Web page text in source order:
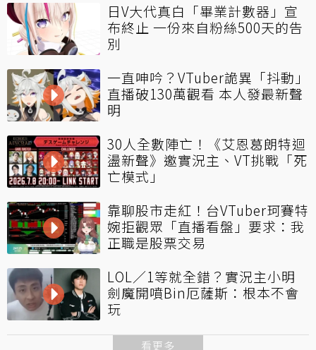
日V大代真白「畢業計數器」宣
布終止 一份來自粉絲500天的告
別
一直呻吟？VTuber詭異「抖動」
直播破130萬觀看 本人發最新聲
明
30人全數陣亡！《艾恩葛朗特迴
盪新聲》邀實況主、VT挑戰「死
亡模式」
靠聊股市走紅！台VTuber珂賽特
婉拒觀眾「直播看盤」要求：我
正職是股票交易
LOL／1等就全錯？實況主小明
劍魔開噴Bin厄薩斯：根本不會
玩
看更多